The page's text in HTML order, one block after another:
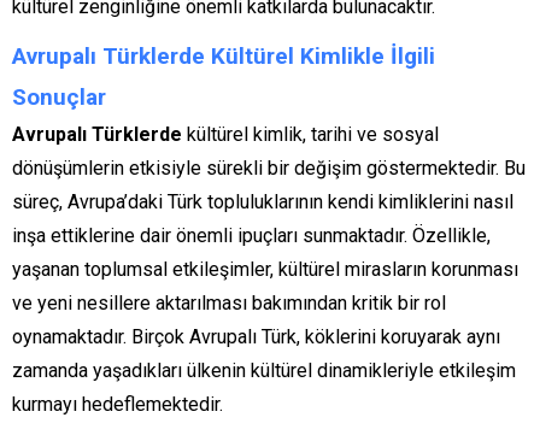
kültürel zenginliğine önemli katkılarda bulunacaktır.
Avrupalı Türklerde Kültürel Kimlikle İlgili
Sonuçlar
Avrupalı Türklerde kültürel kimlik, tarihi ve sosyal
dönüşümlerin etkisiyle sürekli bir değişim göstermektedir. Bu
süreç, Avrupa’daki Türk topluluklarının kendi kimliklerini nasıl
inşa ettiklerine dair önemli ipuçları sunmaktadır. Özellikle,
yaşanan toplumsal etkileşimler, kültürel mirasların korunması
ve yeni nesillere aktarılması bakımından kritik bir rol
oynamaktadır. Birçok Avrupalı Türk, köklerini koruyarak aynı
zamanda yaşadıkları ülkenin kültürel dinamikleriyle etkileşim
kurmayı hedeflemektedir.